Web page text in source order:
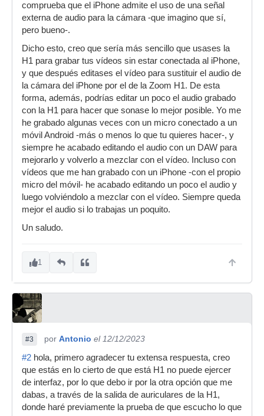
comprueba que el iPhone admite el uso de una señal
externa de audio para la cámara -que imagino que sí,
pero bueno-.
Dicho esto, creo que sería más sencillo que usases la
H1 para grabar tus vídeos sin estar conectada al iPhone,
y que después editases el vídeo para sustituir el audio de
la cámara del iPhone por el de la Zoom H1. De esta
forma, además, podrías editar un poco el audio grabado
con la H1 para hacer que sonase lo mejor posible. Yo me
he grabado algunas veces con un micro conectado a un
móvil Android -más o menos lo que tu quieres hacer-, y
siempre he acabado editando el audio con un DAW para
mejorarlo y volverlo a mezclar con el vídeo. Incluso con
vídeos que me han grabado con un iPhone -con el propio
micro del móvil- he acabado editando un poco el audio y
luego volviéndolo a mezclar con el vídeo. Siempre queda
mejor el audio si lo trabajas un poquito.
Un saludo.
1
#3 por Antonio el 12/12/2023
#2 hola, primero agradecer tu extensa respuesta, creo
que estás en lo cierto de que está H1 no puede ejercer
de interfaz, por lo que debo ir por la otra opción que me
dabas, a través de la salida de auriculares de la H1,
donde haré previamente la prueba de que escucho lo que